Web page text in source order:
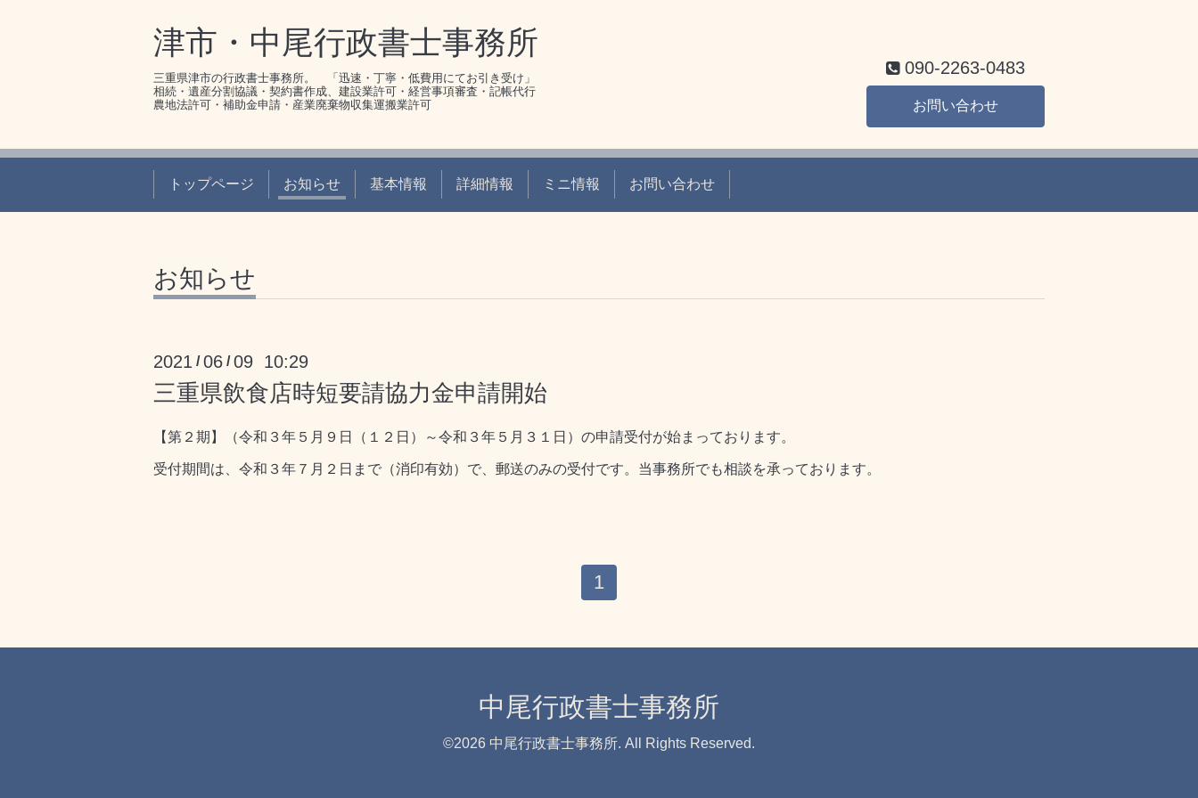
津市・中尾行政書士事務所
三重県津市の行政書士事務所。 「迅速・丁寧・低費用にてお引き受け」
相続・遺産分割協議・契約書作成、建設業許可・経営事項審査・記帳代行
農地法許可・補助金申請・産業廃棄物収集運搬業許可
090-2263-0483
お問い合わせ
トップページ お知らせ 基本情報 詳細情報 ミニ情報 お問い合わせ
お知らせ
2021 /06 /09 10:29
三重県飲食店時短要請協力金申請開始
【第２期】（令和３年５月９日（１２日）～令和３年５月３１日）の申請受付が始まっております。
受付期間は、令和３年７月２日まで（消印有効）で、郵送のみの受付です。当事務所でも相談を承っております。
1
中尾行政書士事務所
©2026 中尾行政書士事務所. All Rights Reserved.